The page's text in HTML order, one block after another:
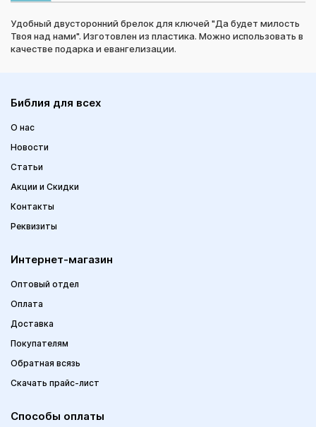
Удобный двусторонний брелок для ключей "Да будет милость
Твоя над нами". Изготовлен из пластика. Можно использовать в
качестве подарка и евангелизации.
Библия для всех
О нас
Новости
Статьи
Акции и Скидки
Контакты
Реквизиты
Интернет-магазин
Оптовый отдел
Оплата
Доставка
Покупателям
Обратная всязь
Скачать прайс-лист
Способы оплаты